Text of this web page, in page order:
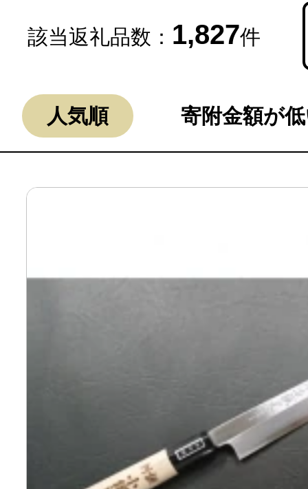
副業・パラレルワーカー
該当返礼品数： 1,827件
人気順 寄附金額が